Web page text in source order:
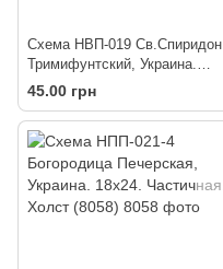
Схема НВП-019 Св.Спиридон
Тримифунтский, Украина.
13х17. Холст. (9246)
45.00 грн